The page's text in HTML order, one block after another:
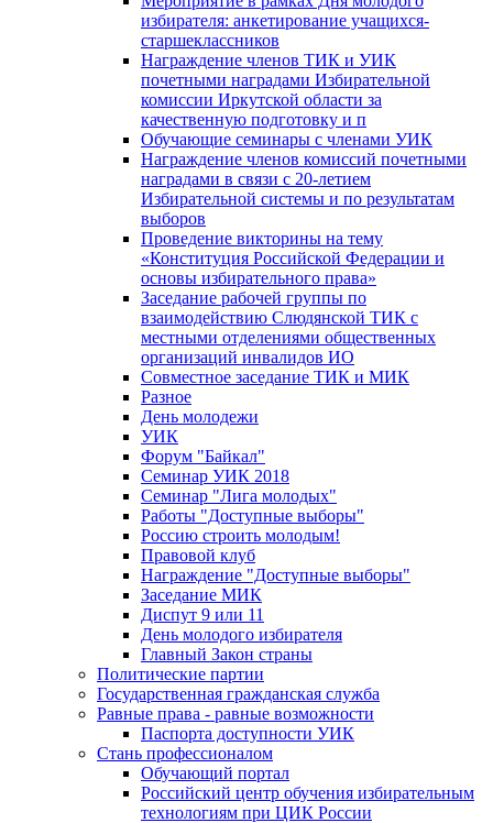
избирателя: анкетирование учащихся-
старшеклассников
Награждение членов ТИК и УИК
почетными наградами Избирательной
комиссии Иркутской области за
качественную подготовку и п
Обучающие семинары с членами УИК
Награждение членов комиссий почетными
наградами в связи с 20-летием
Избирательной системы и по результатам
выборов
Проведение викторины на тему
«Конституция Российской Федерации и
основы избирательного права»
Заседание рабочей группы по
взаимодействию Слюдянской ТИК с
местными отделениями общественных
организаций инвалидов ИО
Совместное заседание ТИК и МИК
Разное
День молодежи
УИК
Форум "Байкал"
Семинар УИК 2018
Семинар "Лига молодых"
Работы "Доступные выборы"
Россию строить молодым!
Правовой клуб
Награждение "Доступные выборы"
Заседание МИК
Диспут 9 или 11
День молодого избирателя
Главный Закон страны
Политические партии
Государственная гражданская служба
Равные права - равные возможности
Паспорта доступности УИК
Стань профессионалом
Обучающий портал
Российский центр обучения избирательным
технологиям при ЦИК России